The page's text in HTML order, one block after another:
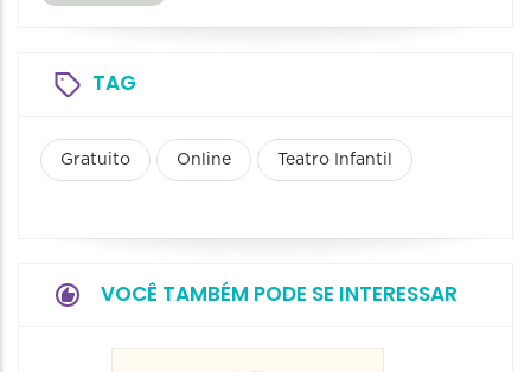
TAG
Gratuito Online Teatro Infantil
VOCÊ TAMBÉM PODE SE INTERESSAR